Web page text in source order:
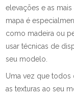
elevações e as
mapa é
como madeira ou
usar técnicas de
seu modelo.
Uma vez que todos
as texturas ao seu